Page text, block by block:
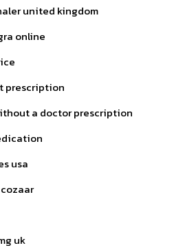
united kingdom
online
prescription
a doctor prescription
usa
uk